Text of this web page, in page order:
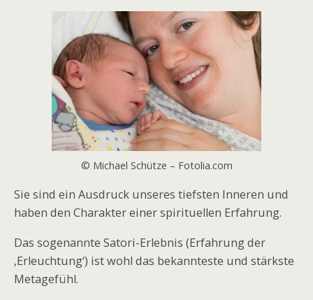
© Michael Schütze – Fotolia.com
Sie sind ein Ausdruck unseres tiefsten Inneren und
haben den Charakter einer spirituellen Erfahrung.
Das sogenannte Satori-Erlebnis (Erfahrung der
‚Erleuchtung‘) ist wohl das bekannteste und stärkste
Metagefühl.